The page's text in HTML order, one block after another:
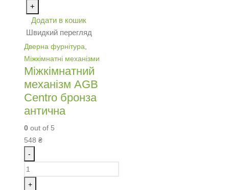
+
Додати в кошик
Швидкий перегляд
Дверна фурнітура,
Міжкімнатні механізми
Міжкімнатний
механізм AGB
Centro бронза
антична
0 out of 5
548 ₴
-
+